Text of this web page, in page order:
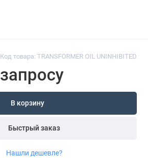
Код товара: TRANSFORMER OIL UNINHIBITED
В корзину
Быстрый заказ
Нашли дешевле?